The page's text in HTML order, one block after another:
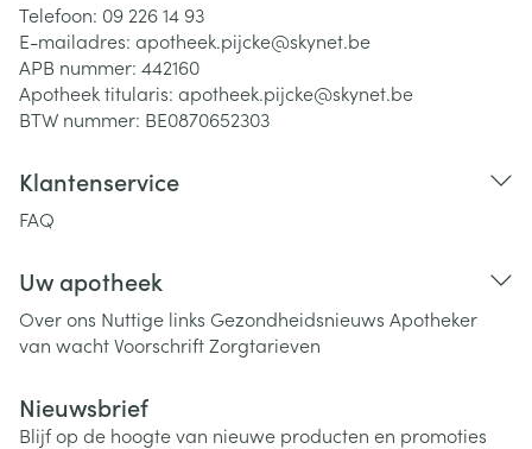
Telefoon: 09 226 14 93
E-mailadres: apotheek.pijcke@skynet.be
APB nummer: 442160
Apotheek titularis: apotheek.pijcke@skynet.be
BTW nummer: BE0870652303
Klantenservice
FAQ
Uw apotheek
Over ons Nuttige links Gezondheidsnieuws Apotheker
van wachtVoorschriftZorgtarieven
Nieuwsbrief
Blijf op de hoogte van nieuwe producten en promoties